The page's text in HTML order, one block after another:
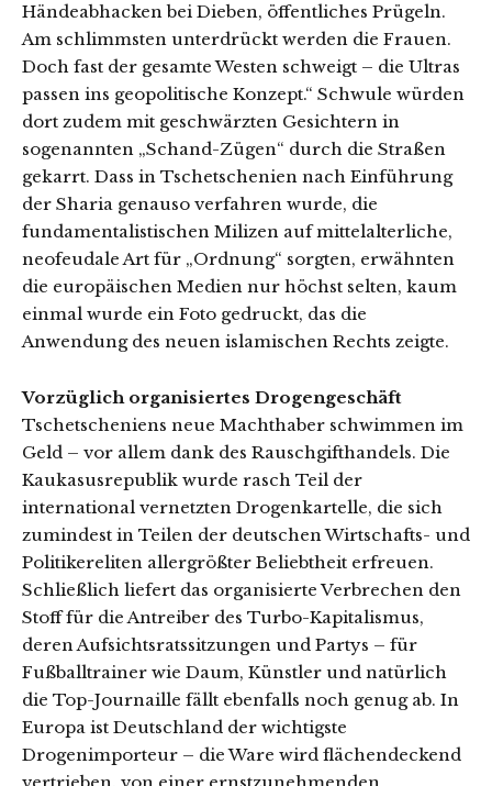
Händeabhacken bei Dieben, öffentliches Prügeln.
Am schlimmsten unterdrückt werden die Frauen.
Doch fast der gesamte Westen schweigt – die Ultras
passen ins geopolitische Konzept.“ Schwule würden
dort zudem mit geschwärzten Gesichtern in
sogenannten „Schand-Zügen“ durch die Straßen
gekarrt. Dass in Tschetschenien nach Einführung
der Sharia genauso verfahren wurde, die
fundamentalistischen Milizen auf mittelalterliche,
neofeudale Art für „Ordnung“ sorgten, erwähnten
die europäischen Medien nur höchst selten, kaum
einmal wurde ein Foto gedruckt, das die
Anwendung des neuen islamischen Rechts zeigte.
Vorzüglich organisiertes Drogengeschäft
Tschetscheniens neue Machthaber schwimmen im
Geld – vor allem dank des Rauschgifthandels. Die
Kaukasusrepublik wurde rasch Teil der
international vernetzten Drogenkartelle, die sich
zumindest in Teilen der deutschen Wirtschafts- und
Politikereliten allergrößter Beliebtheit erfreuen.
Schließlich liefert das organisierte Verbrechen den
Stoff für die Antreiber des Turbo-Kapitalismus,
deren Aufsichtsratssitzungen und Partys – für
Fußballtrainer wie Daum, Künstler und natürlich
die Top-Journaille fällt ebenfalls noch genug ab. In
Europa ist Deutschland der wichtigste
Drogenimporteur – die Ware wird flächendeckend